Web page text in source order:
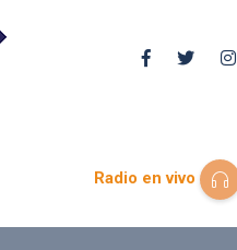
Radio en vivo